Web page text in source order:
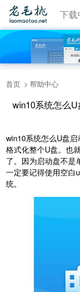
视频教程 下载
首页 帮助中心
win10系统怎么
win10系统怎么U盘
格式化整个U盘。也
了。因为启动盘不是
一定要记得使用空白
统。